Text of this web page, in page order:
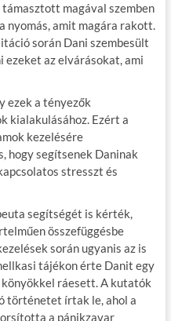
magával szemben
nyomás, amit magára rakott.
során Dani szembesült
ezeket az elvárásokat, ami
ezek a tényezők
kialakulásához. Ezért a
kezelésére
hogy segítsenek Daninak
stresszt és
segítségét is kérték,
összefüggésbe
során ugyanis az is
tájékon érte Danit egy
ráesett. A kutatók
történetet írtak le, ahol a
a pánikzavar